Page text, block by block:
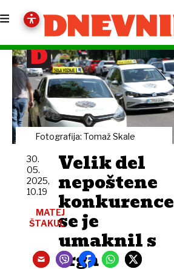
Fotografija: Tomaž Skale
Velik del
nepoštene
konkurence
se je
umaknil s
trga
30.
05.
2025,
10.19
MATEJ
ŠTAKUL